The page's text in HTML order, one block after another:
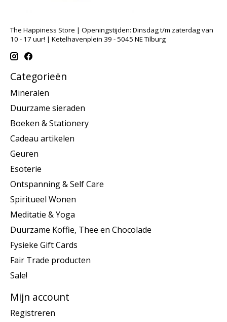
The Happiness Store | Openingstijden: Dinsdag t/m zaterdag van
10 - 17 uur! | Ketelhavenplein 39 - 5045 NE Tilburg
Categorieën
Mineralen
Duurzame sieraden
Boeken & Stationery
Cadeau artikelen
Geuren
Esoterie
Ontspanning & Self Care
Spiritueel Wonen
Meditatie & Yoga
Duurzame Koffie, Thee en Chocolade
Fysieke Gift Cards
Fair Trade producten
Sale!
Mijn account
Registreren